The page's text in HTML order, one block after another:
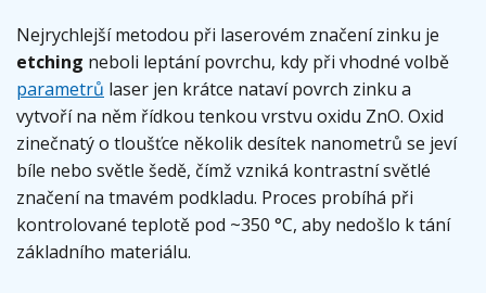
Nejrychlejší metodou při laserovém značení zinku je
etching neboli leptání povrchu, kdy při vhodné volbě
parametrů laser jen krátce nataví povrch zinku a
vytvoří na něm řídkou tenkou vrstvu oxidu ZnO. Oxid
zinečnatý o tloušťce několik desítek nanometrů se jeví
bíle nebo světle šedě, čímž vzniká kontrastní světlé
značení na tmavém podkladu. Proces probíhá při
kontrolované teplotě pod ~350 °C, aby nedošlo k tání
základního materiálu.